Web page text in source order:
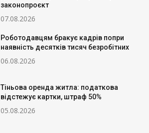
законопроєкт
07.08.2026
Роботодавцям бракує кадрів попри
наявність десятків тисяч безробітних
06.08.2026
Тіньова оренда житла: податкова
відстежує картки, штраф 50%
05.08.2026